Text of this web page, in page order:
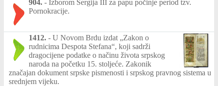
904. - Izborom Sergija III za papu počinje period tzv.
Pornokracije.
1412. - U Novom Brdu izdat „Zakon o
rudnicima Despota Stefana“, koji sadrži
dragocijene podatke o načinu života srpskog
naroda na početku 15. stoljeće. Zakonik
značajan dokument srpske pismenosti i srpskog pravnog sistema u
srednjem vijeku.